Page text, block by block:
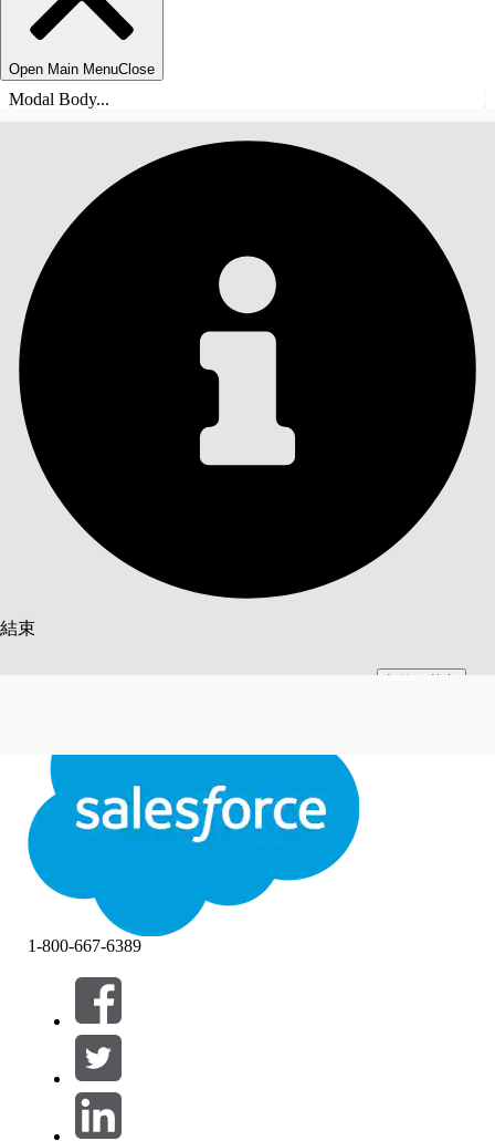
Open Main MenuClose
Modal Body...
結束
結束
目錄
篩選器 (0)
選取篩選
產品區域
1-800-667-6389